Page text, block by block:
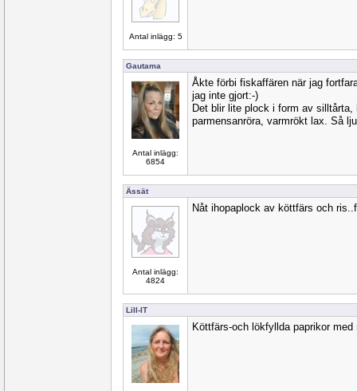
Antal inlägg: 5
Gautama
Antal inlägg:
6854
Åkte förbi fiskaffären när jag
jag inte gjort:-)
Det blir lite plock i form av
parmensanröra, varmrökt lax. Så
Ässät
Antal inlägg:
4824
Nåt ihopaplock av köttfärs och
Lill-IT
Köttfärs-och lökfyllda paprikor med